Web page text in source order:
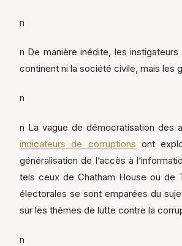
n
n De manière inédite, les
continent ni la société civile, mais les
n
n La vague de démocratisation des
indicateurs de corruptions ont
généralisation de l’accès à
tels ceux de Chatham House ou de
électorales se sont emparées du
sur les thèmes de lutte contre la
n